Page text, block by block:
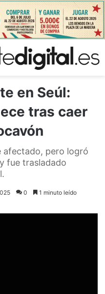
en Seúl:
tras caer
afectado, pero logró
fue trasladado
0 1 minuto leído